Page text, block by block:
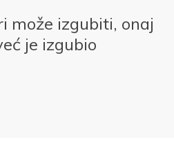
može izgubiti, onaj
je izgubio